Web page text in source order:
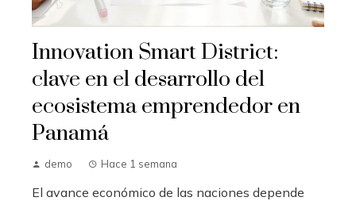
Innovation Smart District:
clave en el desarrollo del
ecosistema emprendedor en
Panamá
demo Hace 1 semana
El avance económico de las naciones depende